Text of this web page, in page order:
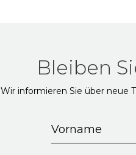
Bleiben
Wir informieren Sie über neue